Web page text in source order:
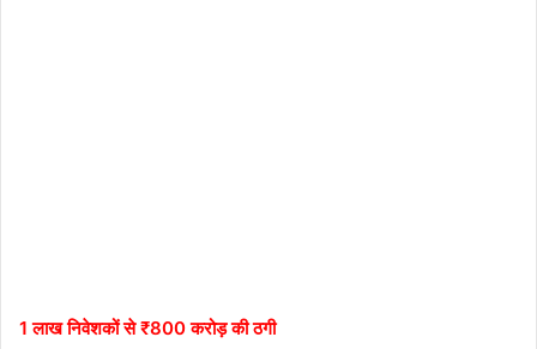
1 लाख निवेशकों से ₹800 करोड़ की ठगी